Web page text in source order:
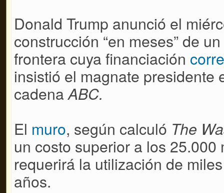
Donald Trump anunció el
construcción “en meses” de
frontera cuya financiación
insistió el magnate presidente
cadenaABC.
El muro, según calculó The
un costo superior a los
requerirá la utilización de
años.